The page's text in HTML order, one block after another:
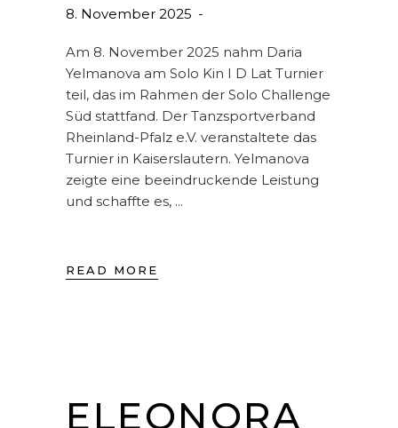
8. November 2025
Am 8. November 2025 nahm Daria
Yelmanova am Solo Kin I D Lat Turnier
teil, das im Rahmen der Solo Challenge
Süd stattfand. Der Tanzsportverband
Rheinland-Pfalz e.V. veranstaltete das
Turnier in Kaiserslautern. Yelmanova
zeigte eine beeindruckende Leistung
und schaffte es,
READ MORE
ELEONORA